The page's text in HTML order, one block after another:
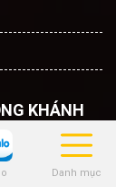
Danh mục
KHÁNH
Thành Phố Hà